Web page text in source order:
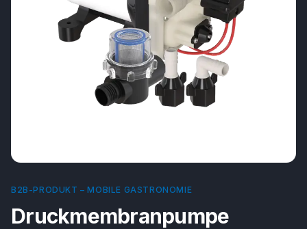
B2B-PRODUKT –MOBILE GASTRONOMIE
Druckmembranpumpe